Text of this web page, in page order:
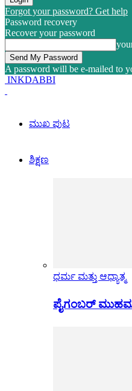
Forgot your password? Get help
Password recovery
Recover your password
A password will be e-mailed to
INKDABBI
ಮುಖ ಪುಟ
ಶಿಕ್ಷಣ
ಧರ್ಮ ಮತ್ತು ಆಧ್ಯಾತ್ಮ
ಪೈಗಂಬರ್